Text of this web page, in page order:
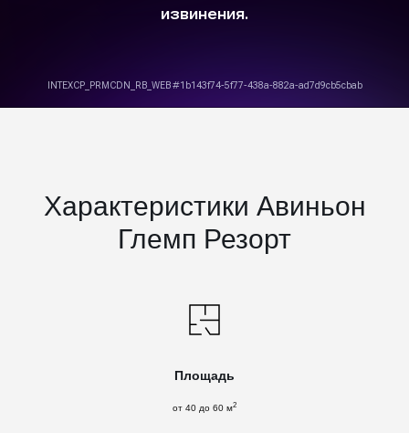
Характеристики Авиньон
Глемп Резорт
Площадь
от 40 до 60 м2